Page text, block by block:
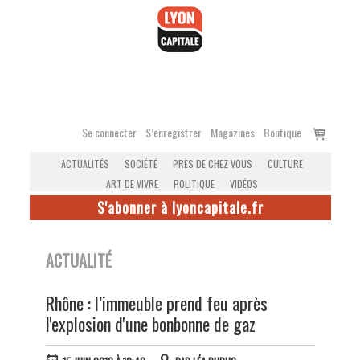
Se connecter S’enregistrer Magazines Boutique
Voir
ACTUALITÉS SOCIÉTÉ PRÈS DE CHEZ VOUS
CULTURE
ART DE VIVRE
POLITIQUE VIDÉOS
S'abonner à lyoncapitale.fr
ACTUALITÉ
Rhône : l’immeuble prend feu après
l'explosion d'une bonbonne de gaz